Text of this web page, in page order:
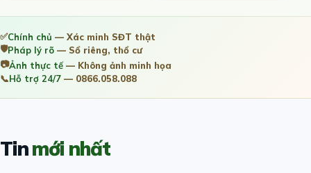
✅Chính chủ — Xác minh SĐT thật
🛡️Pháp lý rõ — Sổ riêng, thổ cư
📷Ảnh thực tế— Không ảnh minh họa
📞Hỗ trợ 24/7 — 0866.058.088
Tinmới nhất